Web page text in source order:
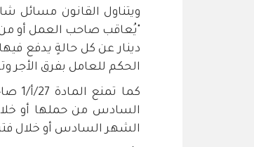
"يُعاقب صاحب العمل أو من
دينار عن كل حالةٍ يدفع
الحكم للعامل بفرق الأجر
السادس من حملها أو
الشهر السادس أو خلال